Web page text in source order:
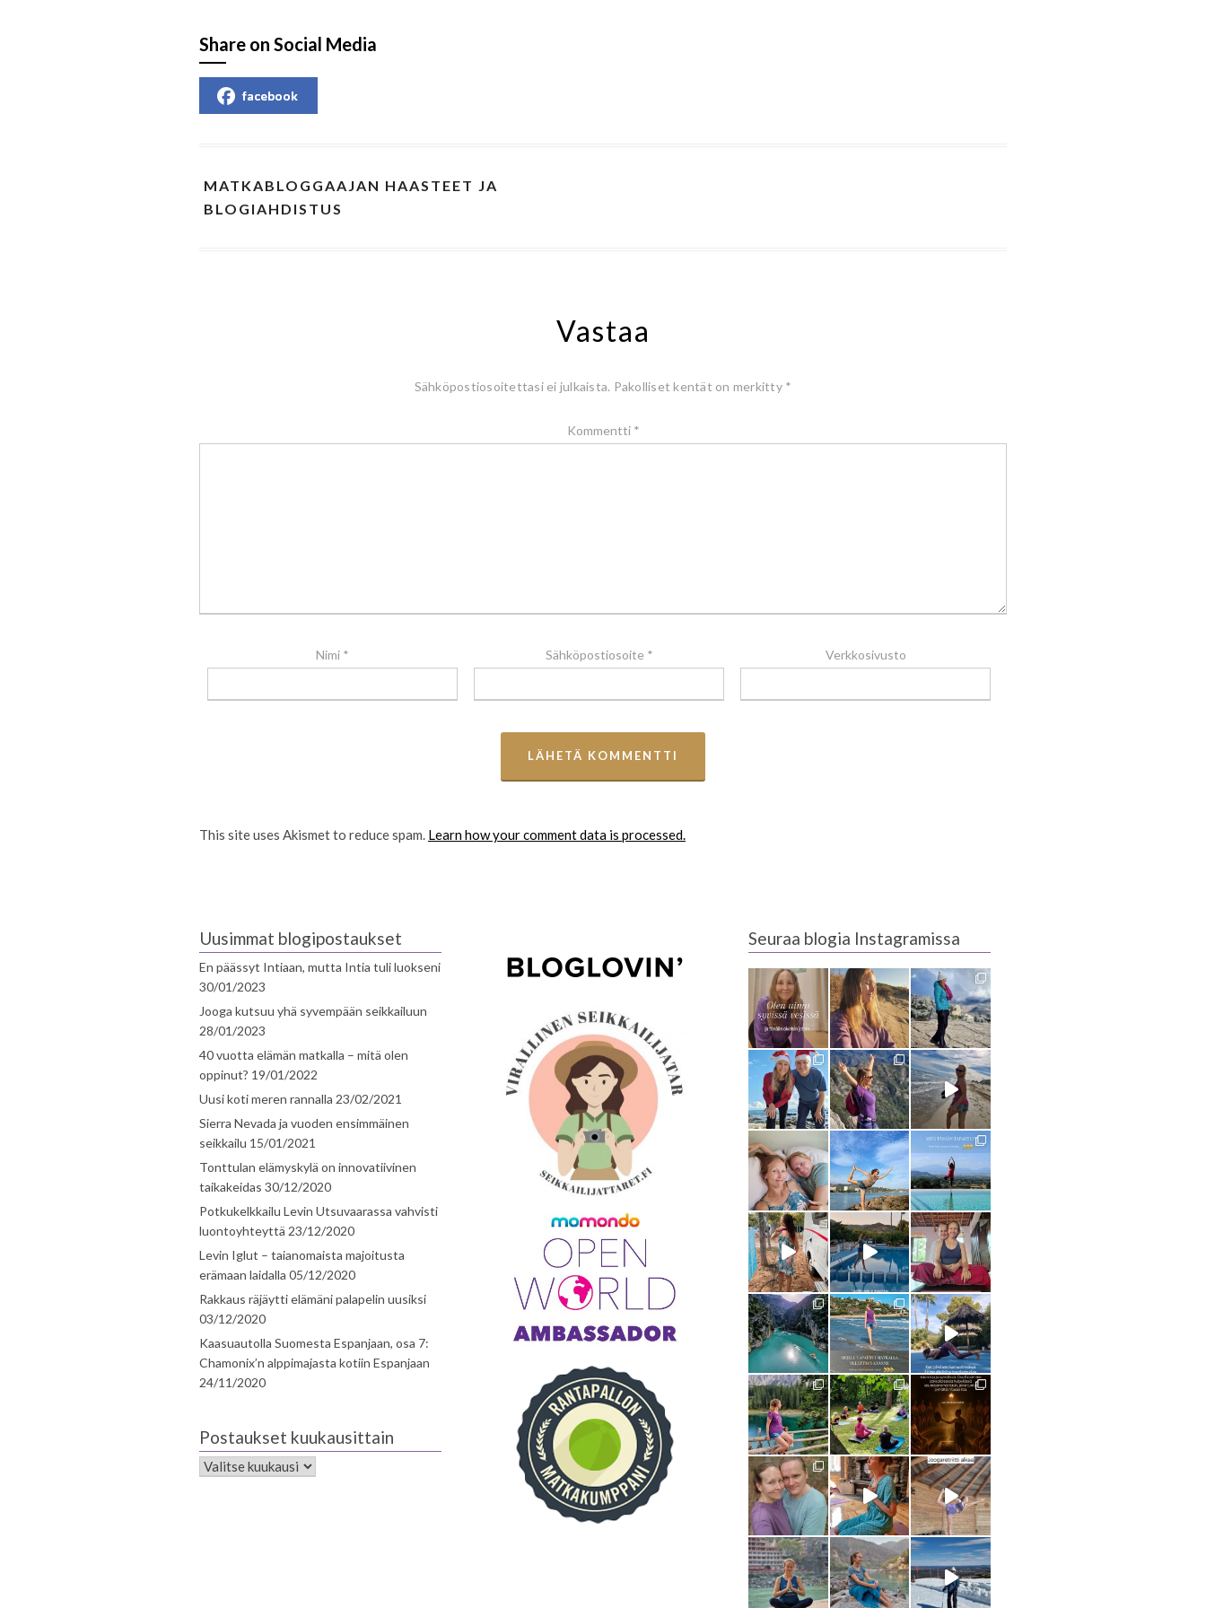
Share on Social Media
facebook
MATKABLOGGAAJAN HAASTEET JA
BLOGIAHDISTUS
Vastaa
Sähköpostiosoitettasi ei julkaista. Pakolliset kentät on merkitty *
Kommentti *
Nimi * Sähköpostiosoite * Verkkosivusto
This site uses Akismet to reduce spam. Learn how your comment data is processed.
Uusimmat blogipostaukset
En päässyt Intiaan, mutta Intia tuli luokseni
30/01/2023
Jooga kutsuu yhä syvempään seikkailuun
28/01/2023
40 vuotta elämän matkalla – mitä olen
oppinut? 19/01/2022
Uusi koti meren rannalla 23/02/2021
Sierra Nevada ja vuoden ensimmäinen
seikkailu 15/01/2021
Tonttulan elämyskylä on innovatiivinen
taikakeidas 30/12/2020
Potkukelkkailu Levin Utsuvaarassa vahvisti
luontoyhteyttä 23/12/2020
Levin Iglut – taianomaista majoitusta
erämaan laidalla 05/12/2020
Rakkaus räjäytti elämäni palapelin uusiksi
03/12/2020
Kaasuautolla Suomesta Espanjaan, osa 7:
Chamonix’n alppimajasta kotiin Espanjaan
24/11/2020
Postaukset kuukausittain
Seuraa blogia Instagramissa